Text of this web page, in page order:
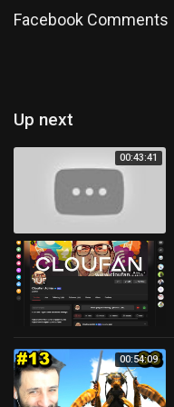
Facebook Comments
Up next
00:43:41
00:54:09